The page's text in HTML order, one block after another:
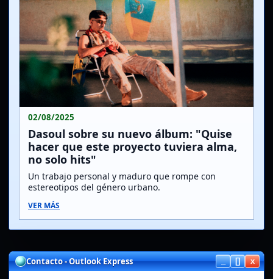
02/08/2025
Dasoul sobre su nuevo álbum: "Quise
hacer que este proyecto tuviera alma,
no solo hits"
Un trabajo personal y maduro que rompe con
estereotipos del género urbano.
VER MÁS
Contacto - Outlook Express _ [] x